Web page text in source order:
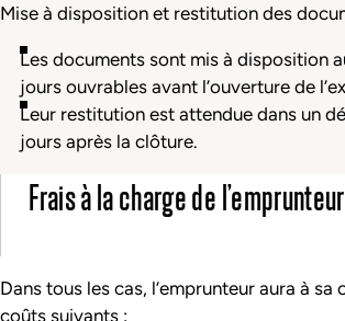
Mise à disposition et restitution des
Les documents sont mis à disposition
jours ouvrables avant l’ouverture de
Leur restitution est attendue dans un
jours après la clôture.
Frais à la charge de l’emprunteur
Dans tous les cas, l’emprunteur aura à sa
coûts suivants :